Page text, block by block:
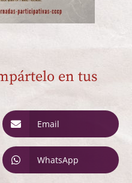
en tus
Email
WhatsApp